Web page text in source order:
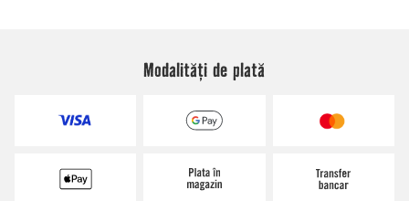
Modalități de plată